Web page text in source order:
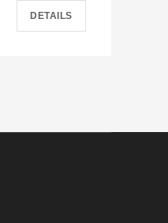
DETAILS